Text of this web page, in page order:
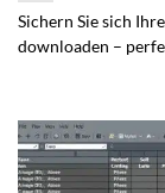
Sichern Sie sich
downloaden –